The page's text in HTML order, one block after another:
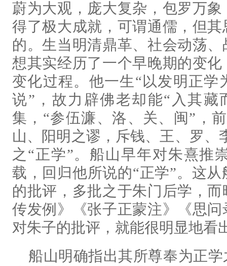
蔚为大观，庞大复杂，包罗万
得了极大成就，可谓通儒，但
的。生当明清鼎革、社会动荡
想其实经历了一个早晚期的变
变化过程。他一生“以发明正学
说”，故力辟佛老却能“入其藏
集，“参伍濂、洛、关、闽”，
山、阳明之谬，斥钱、王、罗、
之“正学”。船山早年对朱熹推
载，回归他所说的“正学”。这
的批评，多批之于朱门后学，
传发例》《张子正蒙注》《思
对朱子的批评，就能很明显地看
船山明确指出其所尊奉为正